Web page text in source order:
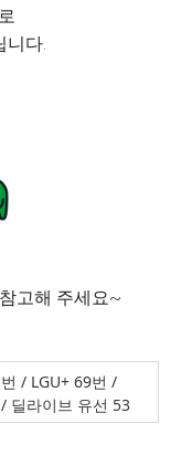
니다.
고해 주세요~
/ LGU+ 69번 /
딜라이브 유선 53